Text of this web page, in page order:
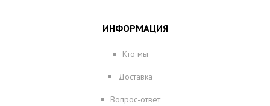
ИНФОРМАЦИЯ
Кто мы
Доставка
Вопрос-ответ